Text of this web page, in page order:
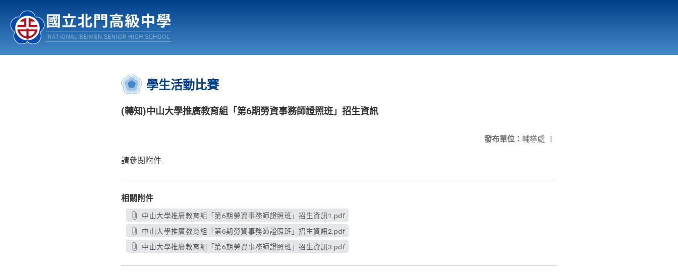
認識北中 行事曆
:::
學生活動比賽
(轉知)中山大學推廣教育組「第6期勞資事務師證照班」招生資訊
發布單位： 輔導處 |
請參閱附件.
相關附件
中山大學推廣教育組「第6期勞資事務師證照班」招生資訊1.pdf
中山大學推廣教育組「第6期勞資事務師證照班」招生資訊2.pdf
中山大學推廣教育組「第6期勞資事務師證照班」招生資訊3.pdf